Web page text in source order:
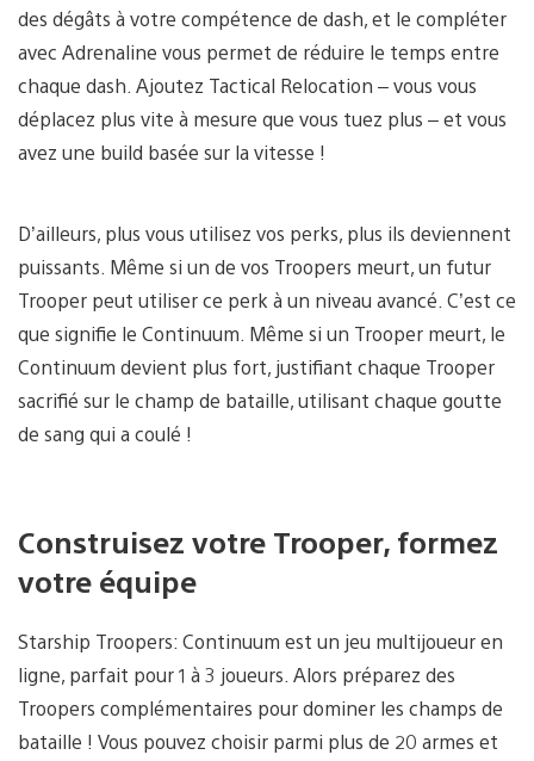
des dégâts à votre compétence de dash, et le compléter
avec Adrenaline vous permet de réduire le temps entre
chaque dash. Ajoutez Tactical Relocation – vous vous
déplacez plus vite à mesure que vous tuez plus – et vous
avez une build basée sur la vitesse !
D’ailleurs, plus vous utilisez vos perks, plus ils deviennent
puissants. Même si un de vos Troopers meurt, un futur
Trooper peut utiliser ce perk à un niveau avancé. C’est ce
que signifie le Continuum. Même si un Trooper meurt, le
Continuum devient plus fort, justifiant chaque Trooper
sacrifié sur le champ de bataille, utilisant chaque goutte
de sang qui a coulé !
Construisez votre Trooper, formez
votre équipe
Starship Troopers: Continuum est un jeu multijoueur en
ligne, parfait pour 1 à 3 joueurs. Alors préparez des
Troopers complémentaires pour dominer les champs de
bataille ! Vous pouvez choisir parmi plus de 20 armes et